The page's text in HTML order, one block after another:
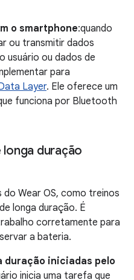
o smartphone:quando
ou transmitir dados
usuário ou dados de
para
Layer. Ele oferece um
funciona por Bluetooth
duração
do Wear OS, como treinos
longa duração. É
corretamente para
a bateria.
duração iniciadas pelo
inicia uma tarefa que